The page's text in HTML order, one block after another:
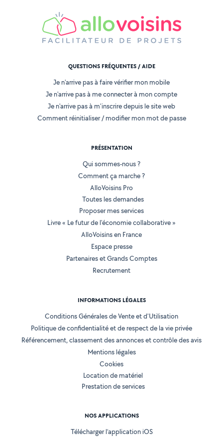
QUESTIONS FRÉQUENTES / AIDE
Je n'arrive pas à faire vérifier mon mobile
Je n'arrive pas à me connecter à mon compte
Je n'arrive pas à m'inscrire depuis le site web
Comment réinitialiser / modifier mon mot de passe
PRÉSENTATION
Qui sommes-nous ?
Comment ça marche ?
AlloVoisins Pro
Toutes les demandes
Proposer mes services
Livre « Le futur de l'économie collaborative »
AlloVoisins en France
Espace presse
Partenaires et Grands Comptes
Recrutement
INFORMATIONS LÉGALES
Conditions Générales de Vente et d'Utilisation
Politique de confidentialité et de respect de la vie privée
Référencement, classement des annonces et contrôle des avis
Mentions légales
Cookies
Location de matériel
Prestation de services
NOS APPLICATIONS
Télécharger l’application iOS